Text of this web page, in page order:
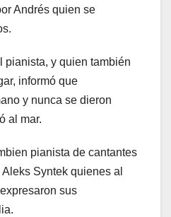
Andrés quien se
pianista, y quien también
informó que
y nunca se dieron
al mar.
pianista de cantantes
Syntek quienes al
sus